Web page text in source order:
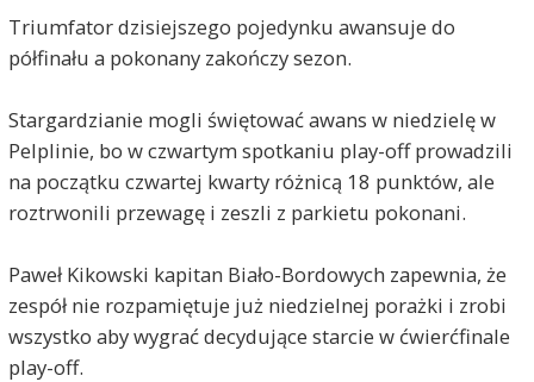
Triumfator dzisiejszego pojedynku awansuje do
półfinału a pokonany zakończy sezon.
Stargardzianie mogli świętować awans w niedzielę w
Pelplinie, bo w czwartym spotkaniu play-off prowadzili
na początku czwartej kwarty różnicą 18 punktów, ale
roztrwonili przewagę i zeszli z parkietu pokonani.
Paweł Kikowski kapitan Biało-Bordowych zapewnia, że
zespół nie rozpamiętuje już niedzielnej porażki i zrobi
wszystko aby wygrać decydujące starcie w ćwierćfinale
play-off.